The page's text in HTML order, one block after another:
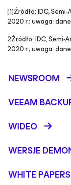
[1]Źródło:IDC,
2020 r.; uwaga:
2Źródło:IDC, Semi-
2020 r.; uwaga:
NEWSROOM
VEEAM
WIDEO
WERSJE
WHITE PAPERS